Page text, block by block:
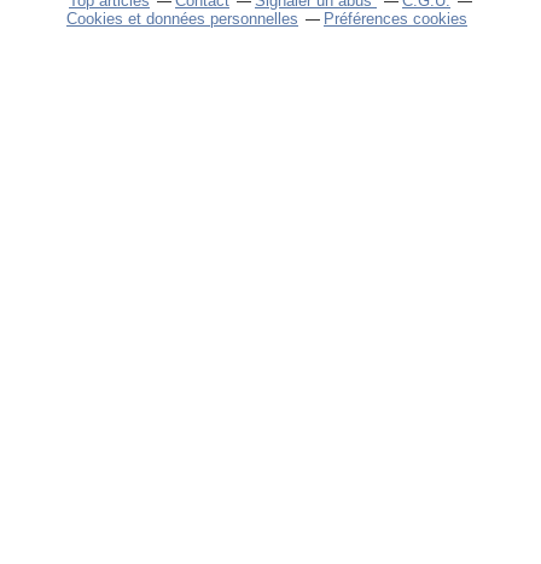
Cookies et données personnelles
Préférences cookies